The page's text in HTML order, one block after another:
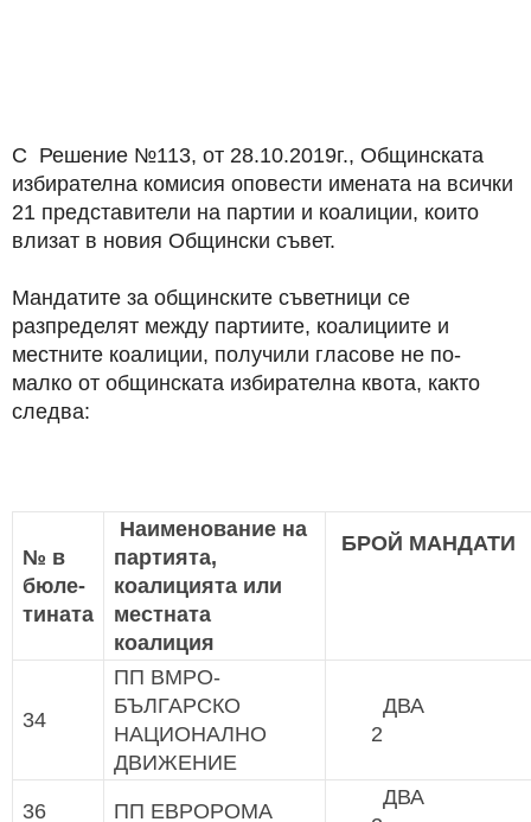
С Решение №113, от 28.10.2019г., Общинската
избирателна комисия оповести имената на всички
21 представители на партии и коалиции, които
влизат в новия Общински съвет.
Мандатите за общинските съветници се
разпределят между партиите, коалициите и
местните коалиции, получили гласове не по-
малко от общинската избирателна квота, както
следва:
№ в
бюле-
тината
Наименование на
партията,
коалицията или
местната
коалиция
БРОЙ МАНДАТИ
34
ПП ВМРО-
БЪЛГАРСКО
НАЦИОНАЛНО
ДВИЖЕНИЕ
2
36 ПП ЕВРОРОМА